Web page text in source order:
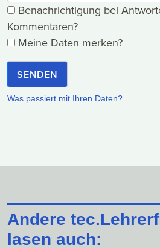
Benachrichtigung bei
Kommentaren?
Meine Daten merken?
SENDEN
Was passiert mit Ihren Daten?
Andere
lasen auch: